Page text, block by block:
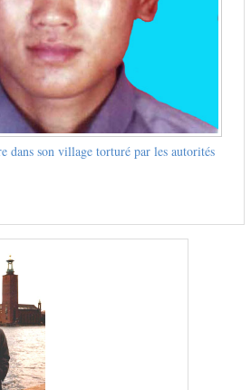
dans son village torturé par les autorités